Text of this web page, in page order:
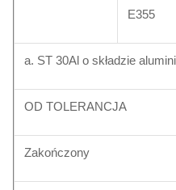
E355
a. ST 30Al o składzie
OD TOLERANCJA
Zakończony